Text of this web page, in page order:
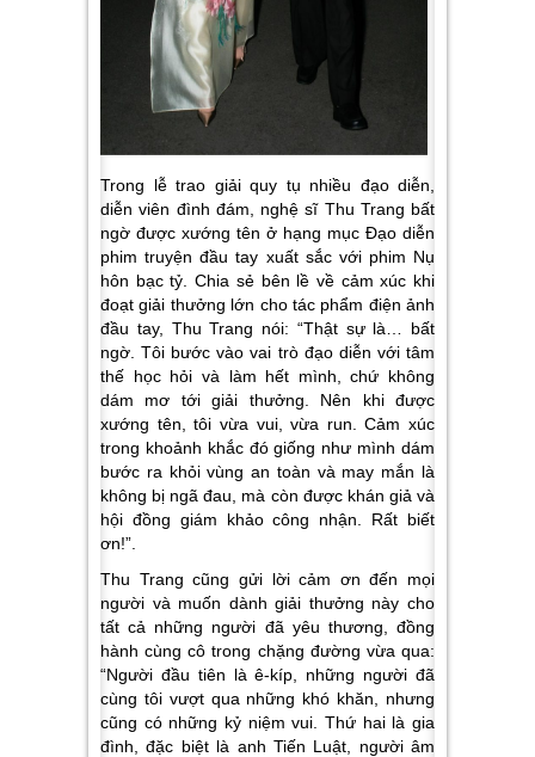
Trong lễ trao giải quy tụ nhiều đạo diễn,
diễn viên đình đám, nghệ sĩ Thu Trang bất
ngờ được xướng tên ở hạng mục Đạo diễn
phim truyện đầu tay xuất sắc với phim Nụ
hôn bạc tỷ . Chia sẻ bên lề về cảm xúc khi
đoạt giải thưởng lớn cho tác phẩm điện ảnh
đầu tay, Thu Trang nói: “Thật sự là… bất
ngờ. Tôi bước vào vai trò đạo diễn với tâm
thế học hỏi và làm hết mình, chứ không
dám mơ tới giải thưởng. Nên khi được
xướng tên, tôi vừa vui, vừa run. Cảm xúc
trong khoảnh khắc đó giống như mình dám
bước ra khỏi vùng an toàn và may mắn là
không bị ngã đau, mà còn được khán giả và
hội đồng giám khảo công nhận. Rất biết
ơn!”.
Thu Trang cũng gửi lời cảm ơn đến mọi
người và muốn dành giải thưởng này cho
tất cả những người đã yêu thương, đồng
hành cùng cô trong chặng đường vừa qua:
“Người đầu tiên là ê-kíp, những người đã
cùng tôi vượt qua những khó khăn, nhưng
cũng có những kỷ niệm vui. Thứ hai là gia
đình, đặc biệt là anh Tiến Luật, người âm